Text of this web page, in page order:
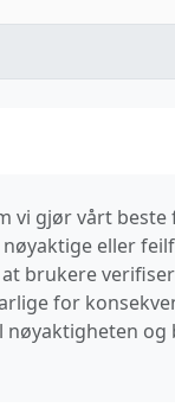
vi gjør vårt beste
eller
brukere
for
nøyaktigheten og